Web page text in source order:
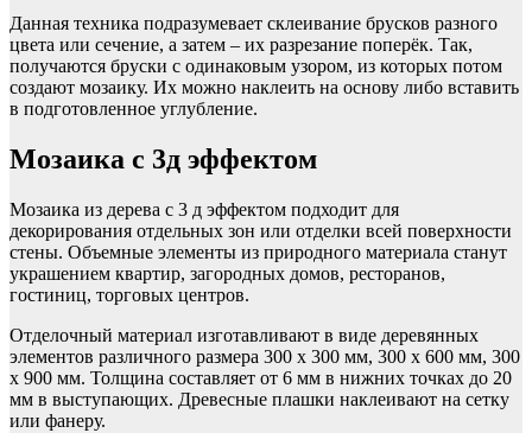
Данная техника подразумевает склеивание брусков разного
цвета или сечение, а затем – их разрезание поперёк. Так,
получаются бруски с одинаковым узором, из которых потом
создают мозаику. Их можно наклеить на основу либо вставить
в подготовленное углубление.
Мозаика с 3д эффектом
Мозаика из дерева с 3 д эффектом подходит для
декорирования отдельных зон или отделки всей поверхности
стены. Объемные элементы из природного материала станут
украшением квартир, загородных домов, ресторанов,
гостиниц, торговых центров.
Отделочный материал изготавливают в виде деревянных
элементов различного размера 300 х 300 мм, 300 х 600 мм, 300
х 900 мм. Толщина составляет от 6 мм в нижних точках до 20
мм в выступающих. Древесные плашки наклеивают на сетку
или фанеру.